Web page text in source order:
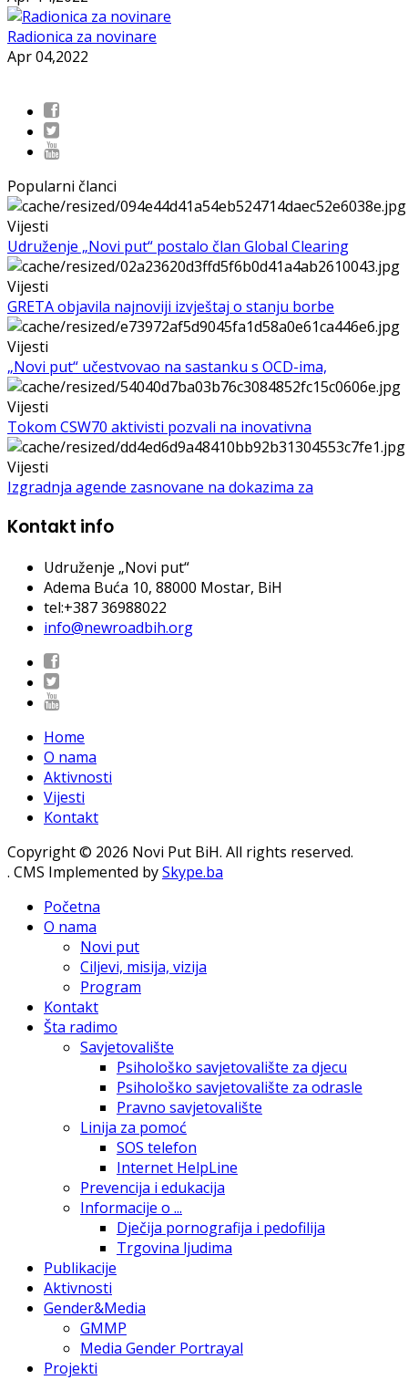
Radionica za novinare
Apr 04,2022
Popularni članci
Vijesti
Udruženje „Novi put“ postalo član Global Clearing
Vijesti
GRETA objavila najnoviji izvještaj o stanju borbe
Vijesti
„Novi put“ učestvovao na sastanku s OCD-ima,
Vijesti
Tokom CSW70 aktivisti pozvali na inovativna
Vijesti
Izgradnja agende zasnovane na dokazima za
Kontakt info
Udruženje „Novi put“
Adema Buća 10, 88000 Mostar, BiH
tel:+387 36988022
info@newroadbih.org
Home
O nama
Aktivnosti
Vijesti
Kontakt
Copyright © 2026 Novi Put BiH. All rights reserved.
. CMS Implemented bySkype.ba
Početna
O nama
Novi put
Ciljevi, misija, vizija
Program
Kontakt
Šta radimo
Savjetovalište
Psihološko savjetovalište za djecu
Psihološko savjetovalište za odrasle
Pravno savjetovalište
Linija za pomoć
SOS telefon
Internet HelpLine
Prevencija i edukacija
Informacije o ...
Dječija pornografija i pedofilija
Trgovina ljudima
Publikacije
Aktivnosti
Gender&Media
GMMP
Media Gender Portrayal
Projekti